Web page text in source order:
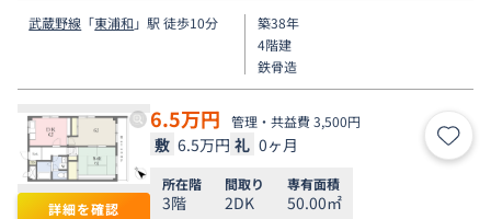
武蔵野線 「東浦和 」駅 徒歩10分
築38年
4階建
鉄骨造
詳細を確認
6.5万円 管理・共益費 3,500円
敷 6.5万円 礼 0ヶ月 お気
所在階
3階
間取り
2DK
専有面積
50.00㎡